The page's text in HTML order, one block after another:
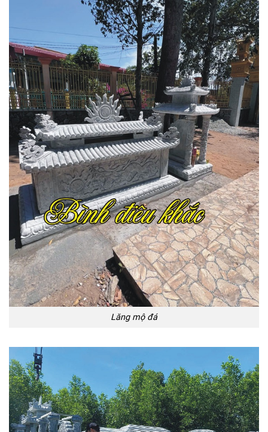
Lăng mộ đá
Lăng mộ đá
10. Câu hỏi thường gặp về giá lăng mộ đá hoa
cương